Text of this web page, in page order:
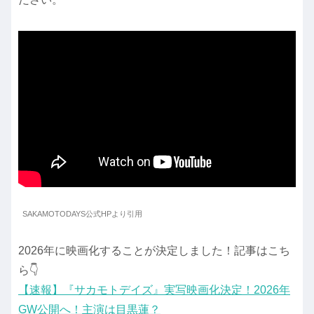
SAKAMOTODAYS公式HPより引用
2026年に映画化することが決定しました！記事はこち
ら👇️
【速報】『サカモトデイズ』実写映画化決定！2026年
GW公開へ！主演は目黒蓮？